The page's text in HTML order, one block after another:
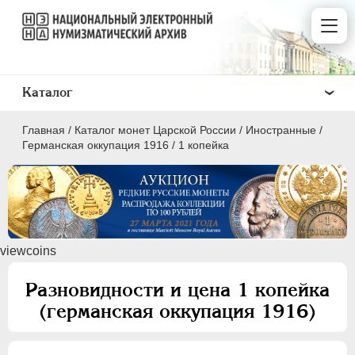
Главная / Каталог монет Царской России / Иностранные /
Германская оккупация 1916 / 1 копейка
viewcoins
Разновидности и цена 1 копейка
(германская оккупация 1916)
Каталог
ПEТР I 1699 - 1725
ЕКАТЕРИНА I
АННА ИОАННОВНА 1730-1740
ИОАНН АНТОНОВИЧ 1740-1741